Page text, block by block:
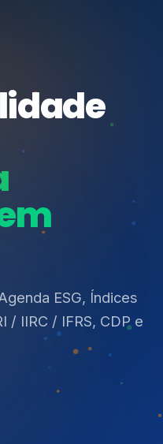
E INTEGRADOS
que
em ISO 27001,
ISO 9001, ISO
— Gestão de